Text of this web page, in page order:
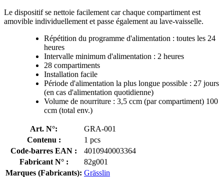
Le dispositif se nettoie facilement car chaque compartiment est
amovible individuellement et passe également au lave-vaisselle.
Répétition du programme d'alimentation : toutes les 24
heures
Intervalle minimum d'alimentation : 2 heures
28 compartiments
Installation facile
Période d'alimentation la plus longue possible : 27 jours
(en cas d'alimentation quotidienne)
Volume de nourriture : 3,5 ccm (par compartiment) 100
ccm (total env.)
Art. N°:
GRA-001
Contenu :
1 pcs
Code-barres EAN :
4010940003364
Fabricant N° :
82g001
Marques (Fabricants): Grässlin